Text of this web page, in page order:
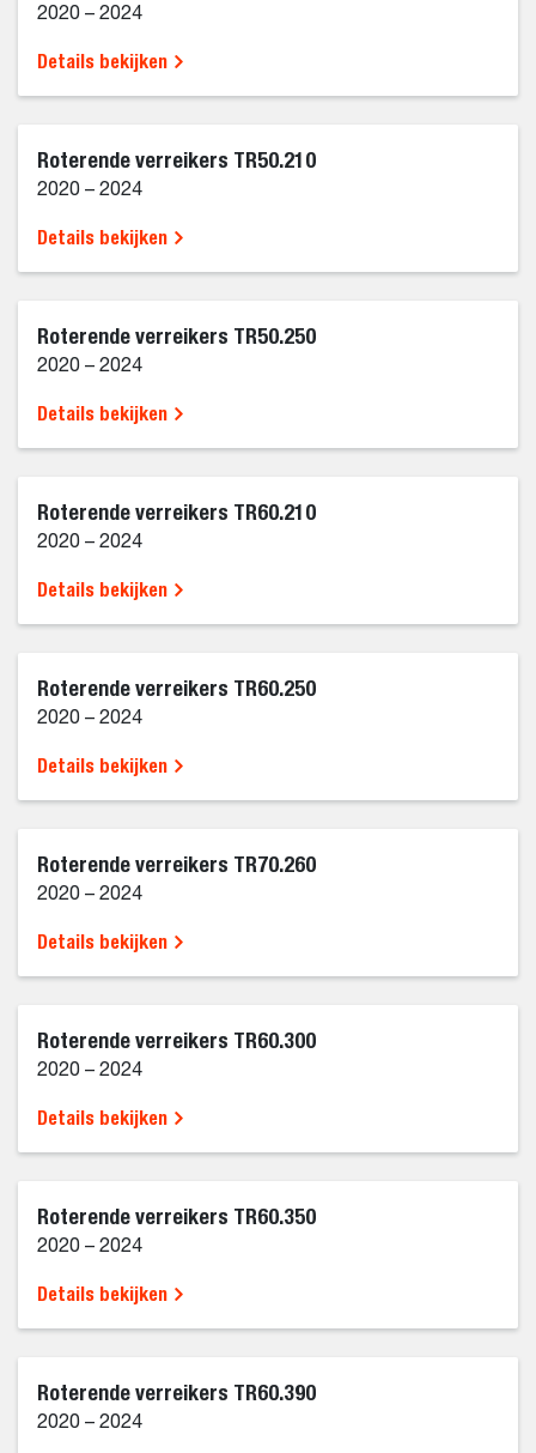
2020 – 2024
Details bekijken
Roterende verreikers TR50.210
2020 – 2024
Details bekijken
Roterende verreikers TR50.250
2020 – 2024
Details bekijken
Roterende verreikers TR60.210
2020 – 2024
Details bekijken
Roterende verreikers TR60.250
2020 – 2024
Details bekijken
Roterende verreikers TR70.260
2020 – 2024
Details bekijken
Roterende verreikers TR60.300
2020 – 2024
Details bekijken
Roterende verreikers TR60.350
2020 – 2024
Details bekijken
Roterende verreikers TR60.390
2020 – 2024